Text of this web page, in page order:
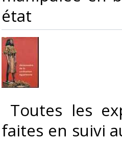
état‎
Toutes les
faites en suivi